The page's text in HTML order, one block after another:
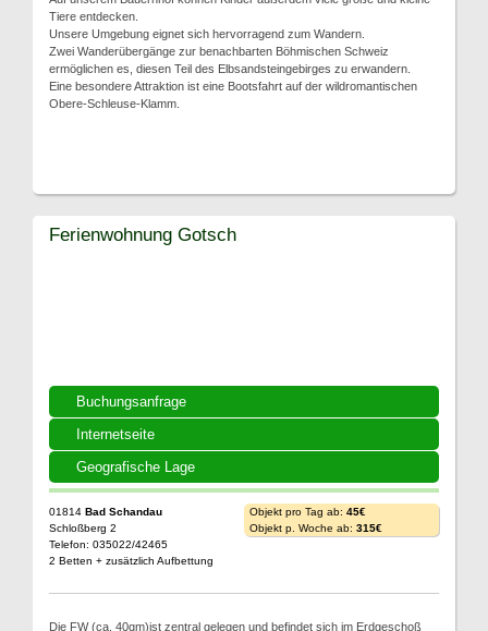
Tiere entdecken.
Unsere Umgebung eignet sich hervorragend zum Wandern.
Zwei Wanderübergänge zur benachbarten Böhmischen Schweiz
ermöglichen es, diesen Teil des Elbsandsteingebirges zu erwandern.
Eine besondere Attraktion ist eine Bootsfahrt auf der wildromantischen
Obere-Schleuse-Klamm.
Buchungsanfrage
Internetseite
Geografische Lage
Ferienwohnung Gotsch
01814 Bad Schandau
Schloßberg 2
Telefon: 035022/42465
2 Betten + zusätzlich Aufbettung
Objekt pro Tag ab: 45€
Objekt p. Woche ab: 315€
Die FW (ca. 40qm)ist zentral gelegen und befindet sich im Erdgeschoß